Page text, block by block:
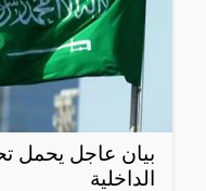
بيان عاجل يحمل
الداخلية